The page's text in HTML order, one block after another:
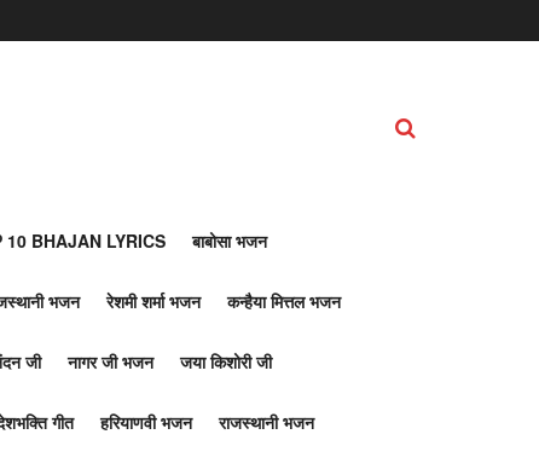
10 BHAJAN LYRICS बाबोसा भजन
भजन रेशमी शर्मा भजन कन्हैया मित्तल भजन
जी नागर जी भजन जया किशोरी जी
गीत हरियाणवी भजन राजस्थानी भजन